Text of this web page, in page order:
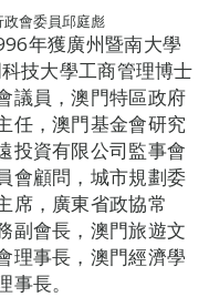
會委員邱庭彪
年獲廣州暨南大學
技大學工商管理博士
議員，澳門特區政府
任，澳門基金會研究
投資有限公司監事會
會顧問，城市規劃委
席，廣東省政協常
副會長，澳門旅遊文
理事長，澳門經濟學
長。